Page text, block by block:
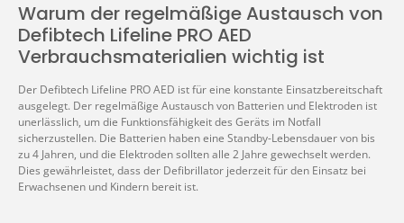
Warum der regelmäßige Austausch von
Defibtech Lifeline PRO AED
Verbrauchsmaterialien wichtig ist
Der Defibtech Lifeline PRO AED ist für eine konstante Einsatzbereitschaft
ausgelegt. Der regelmäßige Austausch von Batterien und Elektroden ist
unerlässlich, um die Funktionsfähigkeit des Geräts im Notfall
sicherzustellen. Die Batterien haben eine Standby-Lebensdauer von bis
zu 4 Jahren, und die Elektroden sollten alle 2 Jahre gewechselt werden.
Dies gewährleistet, dass der Defibrillator jederzeit für den Einsatz bei
Erwachsenen und Kindern bereit ist.